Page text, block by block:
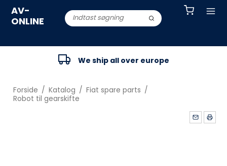
AV-
ONLINE
We ship all over europe
Forside / Katalog / Fiat spare parts /
Robot til gearskifte